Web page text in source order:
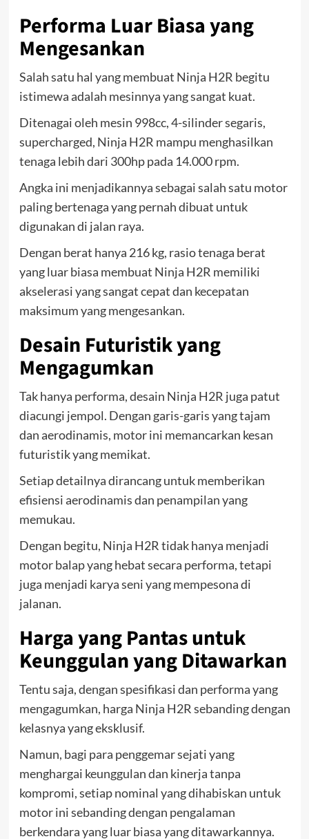
Performa Luar Biasa yang
Mengesankan
Salah satu hal yang membuat Ninja H2R begitu
istimewa adalah mesinnya yang sangat kuat.
Ditenagai oleh mesin 998cc, 4-silinder segaris,
supercharged, Ninja H2R mampu menghasilkan
tenaga lebih dari 300hp pada 14.000 rpm.
Angka ini menjadikannya sebagai salah satu motor
paling bertenaga yang pernah dibuat untuk
digunakan di jalan raya.
Dengan berat hanya 216 kg, rasio tenaga berat
yang luar biasa membuat Ninja H2R memiliki
akselerasi yang sangat cepat dan kecepatan
maksimum yang mengesankan.
Desain Futuristik yang
Mengagumkan
Tak hanya performa, desain Ninja H2R juga patut
diacungi jempol. Dengan garis-garis yang tajam
dan aerodinamis, motor ini memancarkan kesan
futuristik yang memikat.
Setiap detailnya dirancang untuk memberikan
efisiensi aerodinamis dan penampilan yang
memukau.
Dengan begitu, Ninja H2R tidak hanya menjadi
motor balap yang hebat secara performa, tetapi
juga menjadi karya seni yang mempesona di
jalanan.
Harga yang Pantas untuk
Keunggulan yang Ditawarkan
Tentu saja, dengan spesifikasi dan performa yang
mengagumkan, harga Ninja H2R sebanding dengan
kelasnya yang eksklusif.
Namun, bagi para penggemar sejati yang
menghargai keunggulan dan kinerja tanpa
kompromi, setiap nominal yang dihabiskan untuk
motor ini sebanding dengan pengalaman
berkendara yang luar biasa yang ditawarkannya.